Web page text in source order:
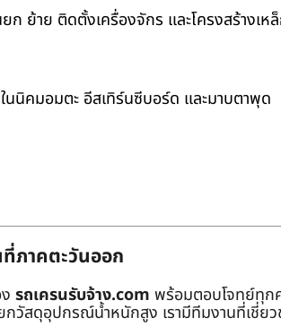
ก ย้าย ติดตั้งเครื่องจักร และโครงสร้างเห
นิคมอมตะ อีสเทิร์นซีบอร์ด และมาบตาพุด
ภาคตะวันออก
รถเครนรับจ้าง.com พร้อมตอบโจทย์ทุก
กวัสดุอุปกรณ์น้ำหนักสูง เรามีทีมงานที่เชี่ย